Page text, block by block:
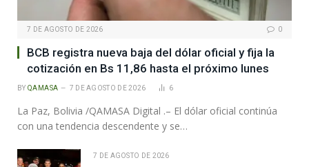
7 DE AGOSTO DE 2026 0
BCB registra nueva baja del dólar oficial y fija la
cotización en Bs 11,86 hasta el próximo lunes
BY QAMASA 7 DE AGOSTO DE 2026 6
La Paz, Bolivia /QAMASA Digital .– El dólar oficial continúa
con una tendencia descendente y se…
7 DE AGOSTO DE 2026